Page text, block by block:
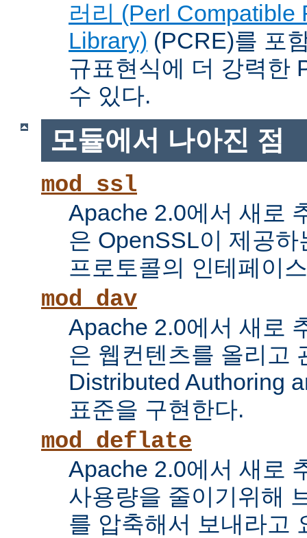
러리 (Perl Compatible
Library) (PCRE)를 포
규표현식에 더 강력한
수 있다.
모듈에서 나아진 점
mod_ssl
Apache 2.0에서 새로
은 OpenSSL이 제공
프로토콜의 인테페이
mod_dav
Apache 2.0에서 새로
은 웹컨텐츠를 올리고
Distributed Authoring
표준을 구현한다.
mod_deflate
Apache 2.0에서 새로
사용량을 줄이기위해
를 압축해서 보내라고